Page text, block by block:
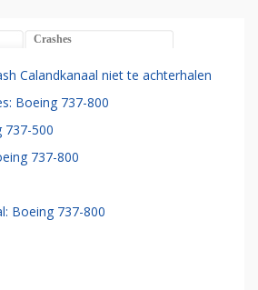
Crashes
Calandkanaal niet te achterhalen
Boeing 737-800
737-500
737-800
Boeing 737-800